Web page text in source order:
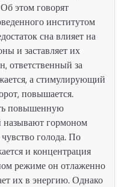
этом говорят
институтом
сна влияет на
и заставляет их
ответственный за
а стимулирующий
повышается.
повышенную
называют гормоном
голода. По
и концентрация
режиме он отлаженно
их в энергию. Однако